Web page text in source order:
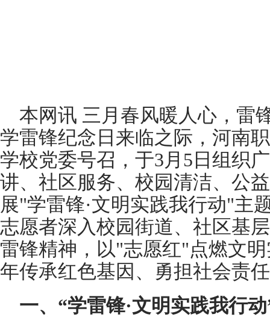
本网讯 三月春风暖人心，雷
学雷锋纪念日来临之际，河南
学校党委号召，于3月5日组织
讲、社区服务、校园清洁、公
展"学雷锋·文明实践我行动"主
志愿者深入校园街道、社区基
雷锋精神，以"志愿红"点燃文
年传承红色基因、勇担社会责
一、“学雷锋·文明实践我行